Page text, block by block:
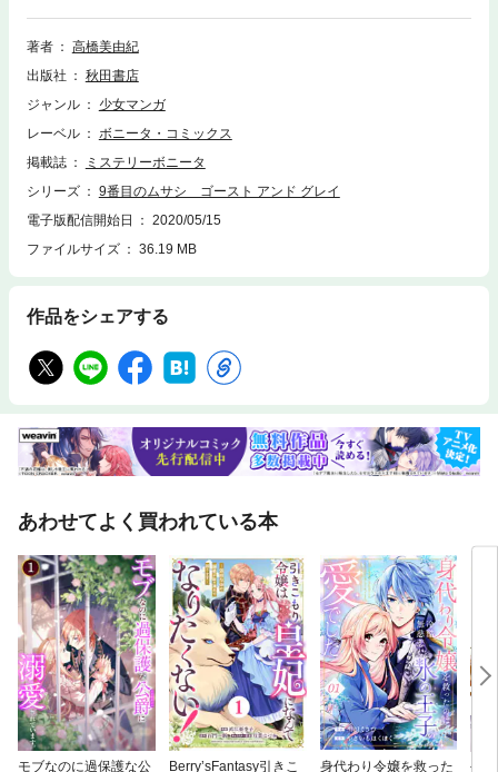
著者
高橋美由紀
出版社
秋田書店
ジャンル
少女マンガ
レーベル
ボニータ・コミックス
掲載誌
ミステリーボニータ
シリーズ
9番目のムサシ ゴースト アンド グレイ
電子版配信開始日
2020/05/15
ファイルサイズ
36.19 MB
作品をシェアする
あわせてよく買われている本
モブなのに過保護な公
Berry’sFantasy引きこ
身代わり令嬢を救った
手